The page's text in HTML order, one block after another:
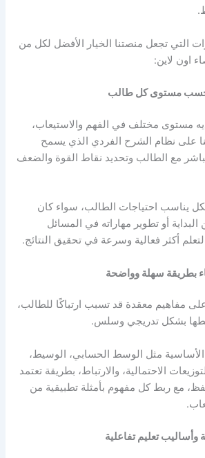
التي تجعل منصتنا الخيار الأفضل لكل من
اون لاين:
مستوى كل طالب
مستوى مختلف في الفهم والاستيعاب،
على نظام الشرح الفردي الذي يسمح
مع الطالب وتحديد نقاط القوة والضعف
يناسب احتياجات الطالب، سواء كان
أو تطوير مهاراته في المسائل
أكثر فعالية وسرعة في تحقيق النتائج.
بطريقة سهلة وواضحة
مفاهيم معقدة قد تسبب ارتباكًا للطالب،
بشكل تدريجي وسلس.
مثل الوسط الحسابي، الوسيط،
الاحتمالية، والارتباط، بطريقة تعتمد
مع ربط كل مفهوم بأمثلة تطبيقية من
وأساليب تعليم تفاعلية